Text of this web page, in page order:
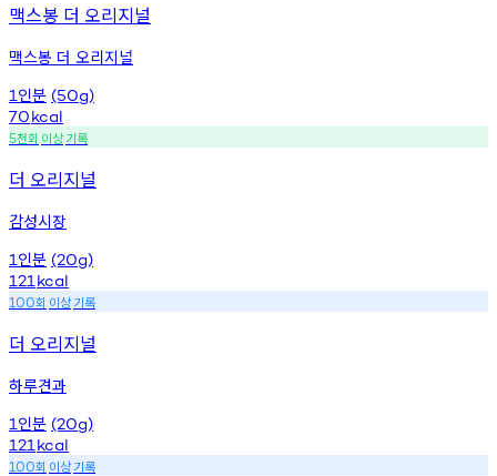
맥스봉 더 오리지널
맥스봉 더 오리지널
1 인분 (50g)
70kcal
5천회 이상기록
더 오리지널
감성시장
1 인분 (20g)
121 kcal
100회 이상기록
더 오리지널
하루견과
1 인분 (20g)
121 kcal
100회 이상기록